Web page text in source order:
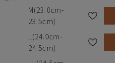
M(23.0cm-
23.5cm)
L(24.0cm-
24.5cm)